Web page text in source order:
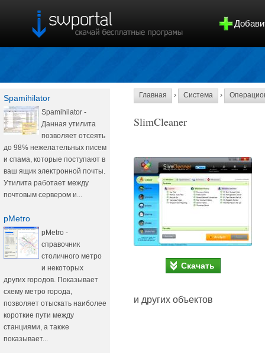
Spamihilator
Spamihilator -
Данная утилита
позволяет отсеять
до 98% нежелательных писем
и спама, которые поступают в
ваш ящик электронной почты.
Утилита работает между
почтовым сервером и...
pMetro
pMetro -
справочник
столичного метро
и некоторых
других городов. Показывает
схему метро города,
позволяет отыскать наиболее
короткие пути между
станциями, а также
показывает...
Главная › Система ›
SlimCleaner
Скачать
и других объектов